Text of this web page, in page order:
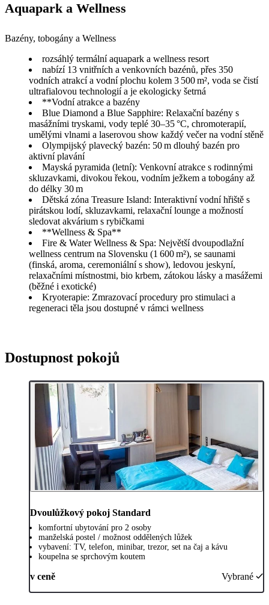
Aquapark a Wellness
Bazény, tobogány a Wellness
rozsáhlý termální aquapark a wellness resort
nabízí 13 vnitřních a venkovních bazénů, přes 350
vodních atrakcí a vodní plochu kolem 3 500 m², voda se čistí
ultrafialovou technologií a je ekologicky šetrná
**Vodní atrakce a bazény
Blue Diamond a Blue Sapphire: Relaxační bazény s
masážními tryskami, vody teplé 30–35 °C, chromoterapií,
umělými vlnami a laserovou show každý večer na vodní stěně
Olympijský plavecký bazén: 50 m dlouhý bazén pro
aktivní plavání
Mayská pyramida (letní): Venkovní atrakce s rodinnými
skluzavkami, divokou řekou, vodním ježkem a tobogány až
do délky 30 m
Dětská zóna Treasure Island: Interaktivní vodní hřiště s
pirátskou lodí, skluzavkami, relaxační lounge a možností
sledovat akvárium s rybičkami
**Wellness & Spa**
Fire & Water Wellness & Spa: Největší dvoupodlažní
wellness centrum na Slovensku (1 600 m²), se saunami
(finská, aroma, ceremoniální s show), ledovou jeskyní,
relaxačními místnostmi, bio krbem, zátokou lásky a masážemi
(běžné i exotické)
Kryoterapie: Zmrazovací procedury pro stimulaci a
regeneraci těla jsou dostupné v rámci wellness
Dostupnost pokojů
Dvoulůžkový pokoj Standard
komfortní ubytování pro 2 osoby
manželská postel / možnost oddělených lůžek
vybavení: TV, telefon, minibar, trezor, set na čaj a kávu
koupelna se sprchovým koutem
v ceně Vybrané